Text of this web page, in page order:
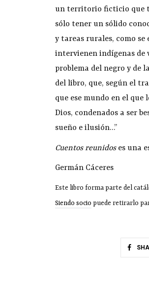
un territorio ficticio que
sólo tener un sólido
y tareas rurales, como se
intervienen indígenas de
problema del negro y de
del libro, que, según el
que ese mundo en el
Dios, condenados a ser
sueño e ilusión…”
Cuentos reunidoses una
Germán Cáceres
Este libro forma parte del
Siendo socio puede retirarlo